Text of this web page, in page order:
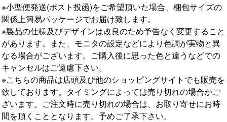
※小型便発送(ポスト投函)をご希望頂いた場合、梱包サイズの
関係上簡易パッケージでお届け致します。
※製品の仕様及びデザインは改良のため予告なく変更すること
があります。また、モニタの設定などにより色調が実物と異
なる場合がございます。ご購入後に思った色と違うなどでの
キャンセルはご遠慮下さい。
※こちらの商品は店頭及び他のショッピングサイトでも販売を
致しております。タイミングによっては売り切れの場合がご
ざいます。ご注文時に売り切れの場合は、お取り寄せにお時
間を頂くこととなります。予めご了承下さい。